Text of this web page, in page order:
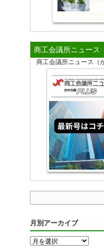
商工会議所ニュース
商工会議所ニュース（
月別アーカイブ
月